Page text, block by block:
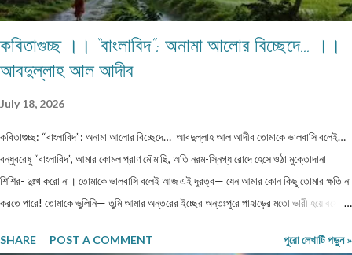
কবিতাগুচ্ছ ।। “বাংলাবিদ”: অনামা আলোর বিচ্ছেদে… ।।
আবদুল্লাহ আল আদীব
July 18, 2026
কবিতাগুচ্ছ: “বাংলাবিদ”: অনামা আলোর বিচ্ছেদে… আবদুল্লাহ আল আদীব তোমাকে ভালবাসি বলেই…
বন্ধুবরেষু “বাংলাবিদ”, আমার কোমল প্রাণ মৌমাছি, অতি নরম-স্নিগ্ধ রোদে হেসে ওঠা মুক্তোদানা
শিশির- দুঃখ করো না। তোমাকে ভালবাসি বলেই আজ এই দূরত্ব— যেন আমার কোন কিছু তোমার ক্ষতি না
করতে পারে! তোমাকে ভুলিনি— তুমি আমার অন্তরের ইচ্ছের অন্তঃপুরে পাহাড়ের মতো ভারী হয়ে বসে
বুক চিরে রক্ত ঝরায়। ভুলতে চেয়েছি— কিন্তু স্মৃতিগুলো আমার রক্তে জমাট বেঁধে আছে, যেন
SHARE POST A COMMENT পুরো লেখাটি পড়ুন »